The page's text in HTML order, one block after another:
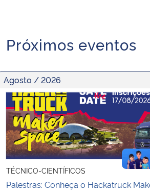
Controladoria-Geral da União
Ministério da Mulher, da Família e dos Direitos
Secretaria-Geral
Secretaria de Governo
Próximos eventos
Agosto / 2026
Palestras: Conheça o Hackatruck
TÉCNICO-CIENTÍFICOS
Palestras: Conheça o Hackatruck